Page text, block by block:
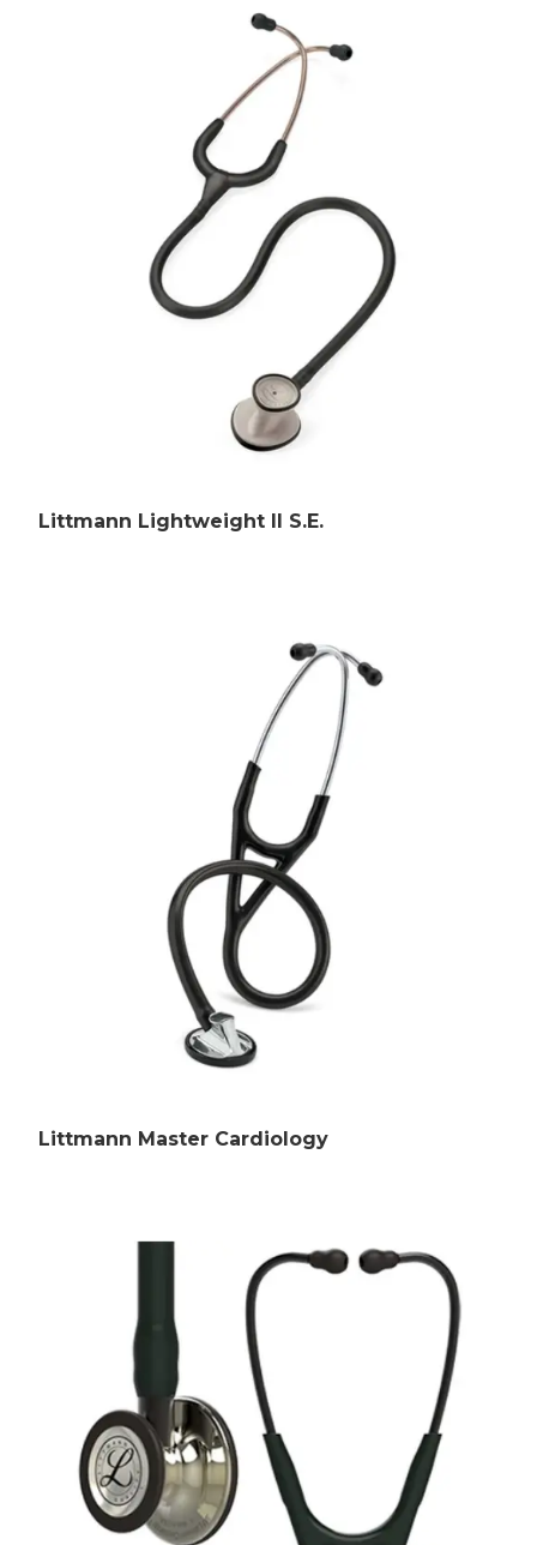
Littmann Lightweight II S.E.
Littmann Master Cardiology